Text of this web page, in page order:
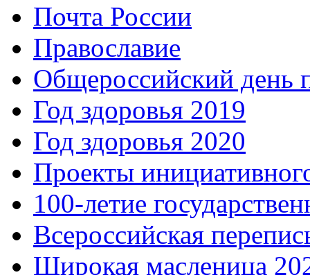
Почта России
Православие
Общероссийский день
Год здоровья 2019
Год здоровья 2020
Проекты
100-летие
Всероссийская
Широкая масленица